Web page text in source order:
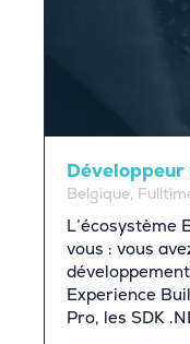
Développeur
Belgique,
L’écosystème
vous : vous
Experience
Pro, les SDK